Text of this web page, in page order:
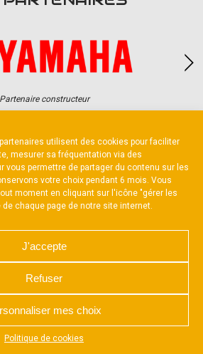
utilisent des cookies pour faciliter
mesurer sa fréquentation via des
vous permettre de partager du contenu sur les
votre choix pendant 6 mois. Vous
moment en cliquant sur l'icône "gérer les
chaque page de notre site internet.
J'accepte
Refuser
mes choix
Politique de cookies
en bas de votre
Partenaire constructeur
MENTIONS LÉGALES
DE CONFIDENTIALITÉ
PAR L’AGENCE WEB A3 WEB